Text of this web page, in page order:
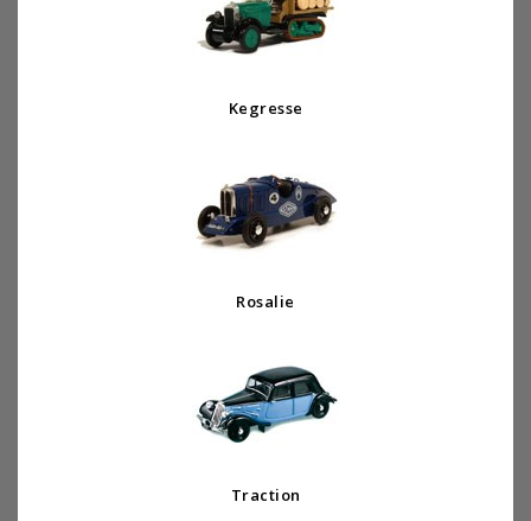
Kegresse
Rosalie
Traction